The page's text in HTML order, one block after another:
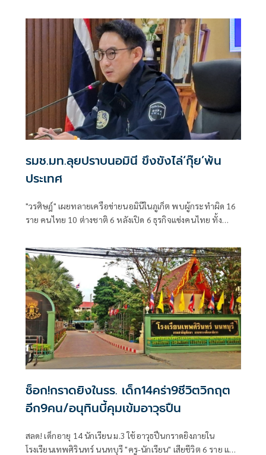
รมช.มท.ลุยปราบนอมินี ขึงขังไล่‘กุ๊ย’พ้น
ประเทศ
"วรศิษฎ์" เผยทลายเครือข่ายนอมินีในภูเก็ต พบผู้กระทำผิด 16
ราย คนไทย 10 ต่างชาติ 6 หลังเปิด 6 ธุรกิจแข่งคนไทย ทั้ง
ช็อก!กราดยิงในรร. เด็ก14คร่า9ชีวิตวิกฤต
อีก9คน/อนุทินบี้คุมเข้มอาวุธปืน
สลด! เด็กอายุ 14 นักเรียน ม.3 ใช้อาวุธปืนกราดยิงภายใน
โรงเรียนเทพศิรินทร์ นนทบุรี "ครู-นักเรียน" เสียชีวิต 6 ราย และ